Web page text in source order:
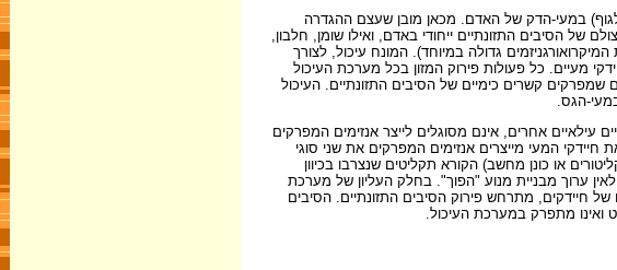
לגוף) במעי-הדק של האדם. מכאן מובן שעצם ההגדרה
של הסיבים התזונתיים ייחודי באדם, ואילו שומן, חלבון,
גדולה במיוחד). המונח עיכול, לצורך
מעיים. כל פעולות פירוק המזון בכל מערכת העיכול
שמפרקים קשרים כימיים של הסיבים התזונתיים. העיכול
הגס.
אחרים, אינם מסוגלים לייצר אנזימים המפרקים
זאת חיידקי המעי מייצרים אנזימים המפרקים את שני סוגי
או כונן מחשב) הקורא תקליטים שנצרבו בכיוון
ערוך מבניית מנוע "הפוך". בחלק העליון של מערכת
חיידקים, מתרחש פירוק הסיבים התזונתיים. הסיבים
ואינו מתפרק במערכת העיכול.